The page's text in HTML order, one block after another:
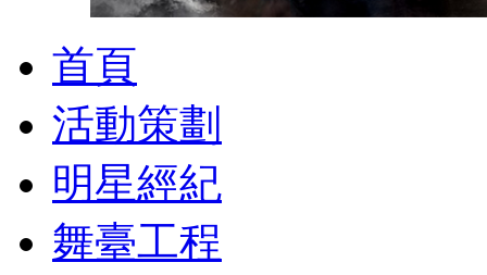
首頁
活動策劃
明星經紀
舞臺工程